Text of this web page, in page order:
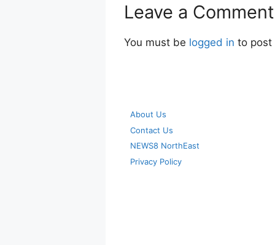
Leave a Comment
You must be logged in to post
About Us
Contact Us
NEWS8 NorthEast
Privacy Policy